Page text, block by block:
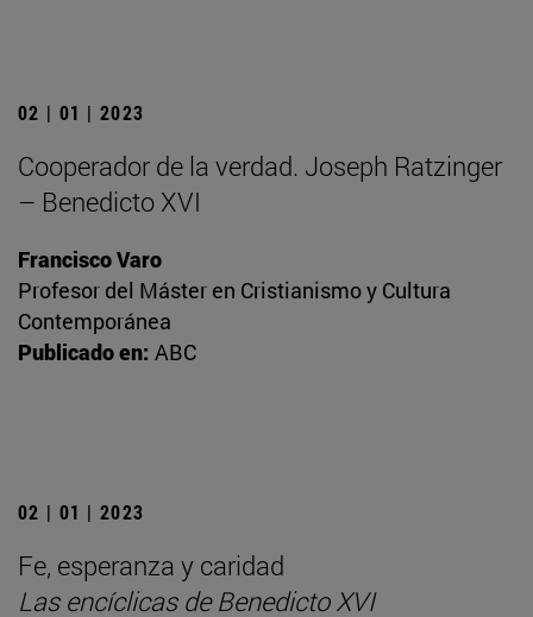
02 | 01 | 2023
Cooperador de la verdad. Joseph Ratzinger
– Benedicto XVI
Francisco Varo
Profesor del Máster en Cristianismo y Cultura
Contemporánea
Publicado en: ABC
02 | 01 | 2023
Fe, esperanza y caridad
Las encíclicas de Benedicto XVI